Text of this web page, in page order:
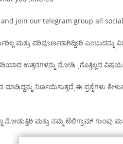
join our telegram group all
ಮತ್ತು ಪರಿಪೂರ್ಣರಾಗಿದ್ದೀರಿ ಎಂಬುದನ್ನು
ಉತ್ತರಗಳನ್ನು ನೋಡಿ ˌಗೊತ್ತಿಲ್ಲದ
ನಿರ್ಣಯಿಸುತ್ತದೆˌಈ ಪ್ರಶ್ನೆಗಳು
ನೋಡುತ್ತಿರಿ ಮತ್ತು ನಮ್ಮ ಟೆಲಿಗ್ರಾಮ್ ಗುಂಪು